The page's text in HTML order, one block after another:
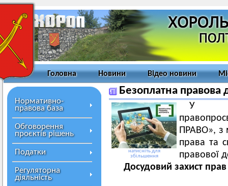
Головна Новини Відео новини
Нормативно-
правова база
Обговорення
проєктів рішень
Податки
Регуляторна
діяльність
Безоплатна правова
натисніть для
збільшення
У
ПРАВО», з
права та
правової
Досудовий захист